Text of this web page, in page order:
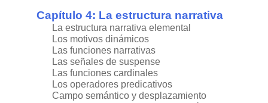
Capítulo 4: La estructura narrativa
La estructura narrativa elemental
Los motivos dinámicos
Las funciones narrativas
Las señales de suspense
Las funciones cardinales
Los operadores predicativos
Campo semántico y desplazamiento